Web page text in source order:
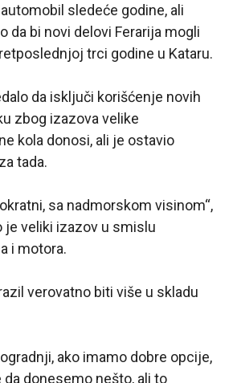
sledeće godine, ali
da bi novi delovi Ferarija mogli
trci godine u Kataru.
da isključi korišćenje novih
zbog izazova velike
kola donosi, ali je ostavio
tada.
sa nadmorskom visinom“,
je veliki izazov u smislu
i motora.
verovatno biti više u skladu
ako imamo dobre opcije,
donesemo nešto, ali to